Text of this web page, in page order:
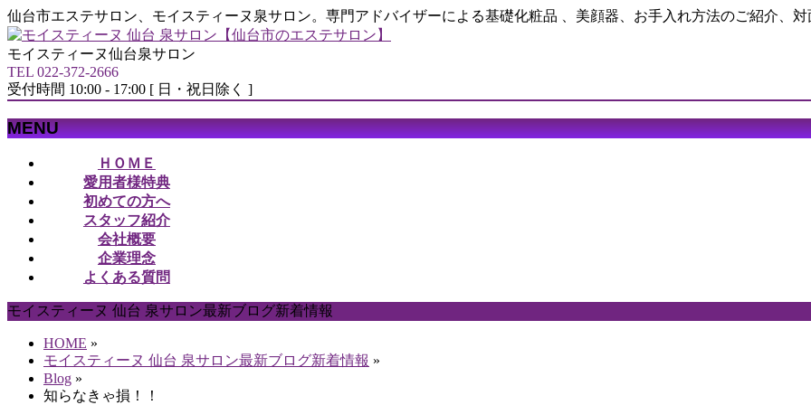
仙台市エステサロン、モイスティーヌ泉サロン。専門アドバイザーによる基礎化粧品 、美顔器、お手入れ方法のご紹介、対
モイスティーヌ仙台泉サロン
TEL 022-372-2666
受付時間 10:00 - 17:00 [ 日・祝日除く ]
MENU
ＨＯＭＥ
愛用者様特典
初めての方へ
スタッフ紹介
会社概要
企業理念
よくある質問
モイスティーヌ 仙台 泉サロン最新ブログ新着情報
HOME »
モイスティーヌ 仙台 泉サロン最新ブログ新着情報 »
Blog »
知らなきゃ損！！